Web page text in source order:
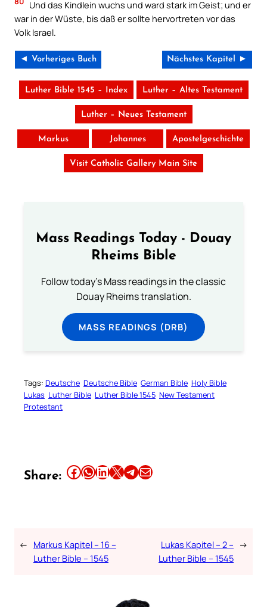
Und das Kindlein wuchs und ward stark im Geist; und er
war in der Wüste, bis daß er sollte hervortreten vor das
Volk Israel.
◄ Vorheriges Buch Nächstes Kapitel ►
Luther Bible 1545 – Index Luther – Altes Testament
Luther – Neues Testament
Markus Johannes Apostelgeschichte
Visit Catholic Gallery Main Site
Mass Readings Today - Douay
Rheims Bible
Follow today's Mass readings in the classic
Douay Rheims translation.
MASS READINGS (DRB)
Tags: Deutsche Deutsche Bible German Bible Holy Bible
Lukas Luther Bible Luther Bible 1545 New Testament
Protestant
Share: Share this article on Facebook Share this article on WhatsApp Share this article on LinkedIn Share this article on X Share this article on TelegramEmail this Article
← Markus Kapitel – 16 –
Luther Bible – 1545
Lukas Kapitel – 2 –
Luther Bible – 1545
→